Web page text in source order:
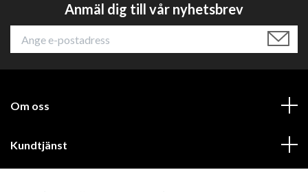
Anmäl dig till vår nyhetsbrev
Om oss
Kundtjänst